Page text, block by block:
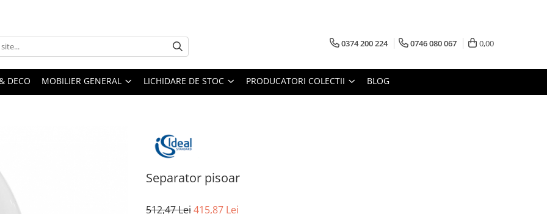
0374 200 224 0746 080 067 0,00
DECO MOBILIER GENERAL LICHIDARE DE STOC PRODUCATORI COLECTII BLOG
Separator pisoar
512,47 Lei415,87 Lei